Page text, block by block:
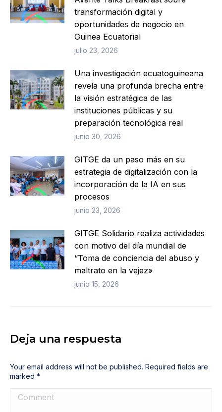
transformación digital y
oportunidades de negocio en
Guinea Ecuatorial
julio 23, 2026
Una investigación ecuatoguineana
revela una profunda brecha entre
la visión estratégica de las
instituciones públicas y su
preparación tecnológica real
junio 30, 2026
GITGE da un paso más en su
estrategia de digitalización con la
incorporación de la IA en sus
procesos
junio 23, 2026
GITGE Solidario realiza actividades
con motivo del día mundial de
“Toma de conciencia del abuso y
maltrato en la vejez»
junio 15, 2026
Deja una respuesta
Your email address will not be published. Required fields are
marked *